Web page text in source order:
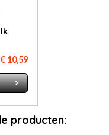
€ 10,59
producten: